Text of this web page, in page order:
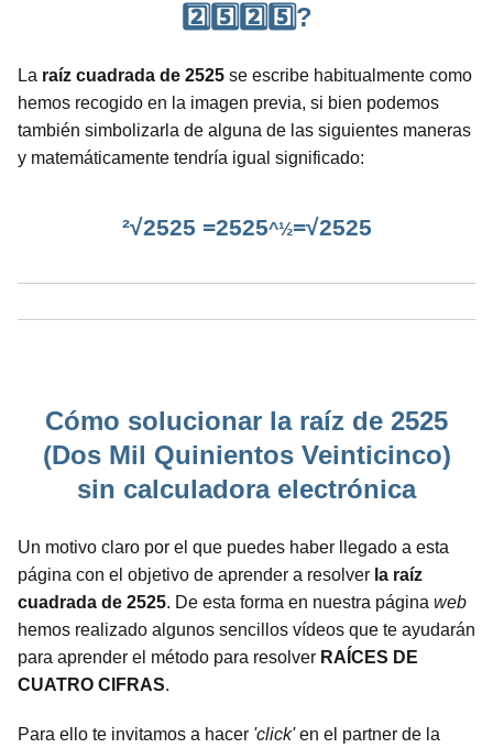
2️⃣5️⃣2️⃣5️⃣?
La raíz cuadrada de 2525 se escribe habitualmente como
hemos recogido en la imagen previa, si bien podemos
también simbolizarla de alguna de las siguientes maneras
y matemáticamente tendría igual significado:
²√2525 =2525^½=√2525
Cómo solucionar la raíz de 2525
(Dos Mil Quinientos Veinticinco)
sin calculadora electrónica
Un motivo claro por el que puedes haber llegado a esta
página con el objetivo de aprender a resolver la raíz
cuadrada de 2525. De esta forma en nuestra página web
hemos realizado algunos sencillos vídeos que te ayudarán
para aprender el método para resolver RAÍCES DE
CUATRO CIFRAS.
Para ello te invitamos a hacer 'click'en el partner de la